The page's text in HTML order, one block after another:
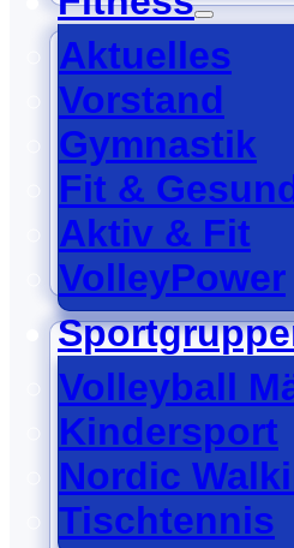
Aktuelles
Vorstand
Gymnastik
Fit &
Aktiv & Fit
VolleyPower
Volleyball
Kindersport
Nordic
Tischtennis
Fit &